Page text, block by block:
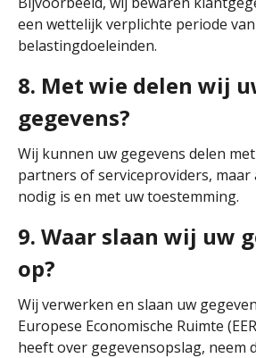
een wettelijk verplichte periode
belastingdoeleinden.
8. Met wie delen wij
gegevens?
Wij kunnen uw gegevens delen
partners of serviceproviders, maar
nodig is en met uw toestemming.
9. Waar slaan wij uw
op?
Wij verwerken en slaan uw
Europese Economische Ruimte
heeft over gegevensopslag, neem